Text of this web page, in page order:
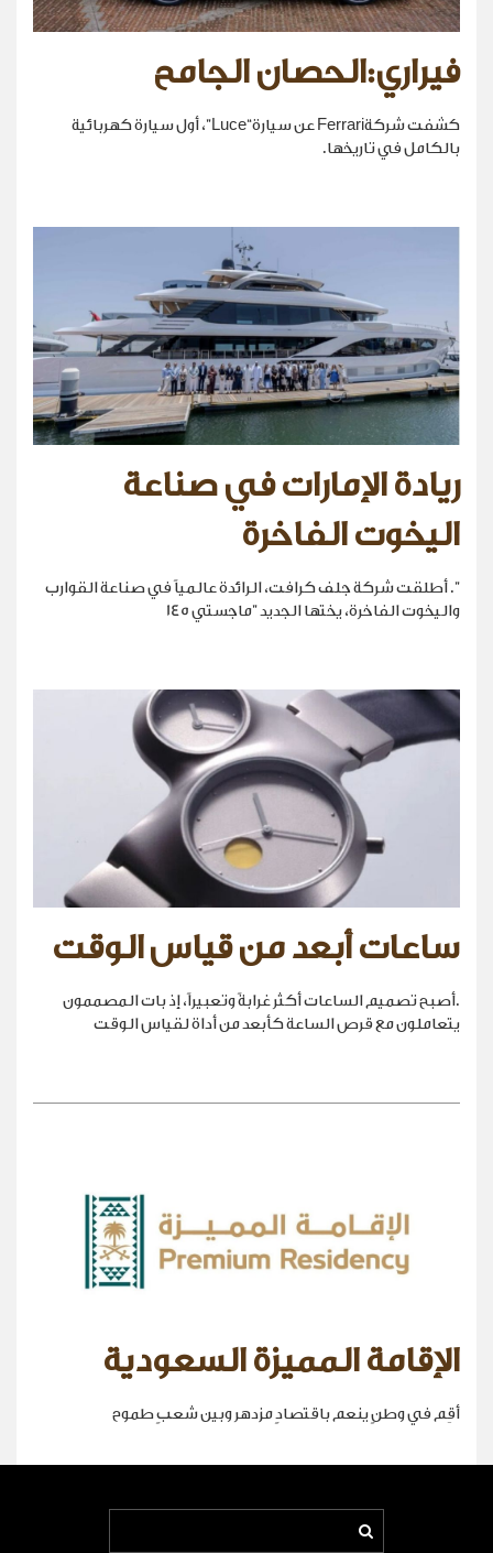
فيراري:الحصان الجامح
كشفت شركةFerrari عن سيارة“Luce”، أول سيارة كهربائية
بالكامل في تاريخها.
ريادة الإمارات في صناعة
اليخوت الفاخرة
". أطلقت شركة جلف كرافت، الرائدة عالمياً في صناعة القوارب
واليخوت الفاخرة، يختها الجديد "ماجستي 145
ساعات أبعد من قياس الوقت
.أصبح تصميم الساعات أكثر غرابةً وتعبيراً، إذ بات المصممون
يتعاملون مع قرص الساعة كأبعد من أداة لقياس الوقت
الإقامة المميزة السعودية
أقِم في وطنٍ ينعم باقتصادٍ مزدهر وبين شعبٍ طموح